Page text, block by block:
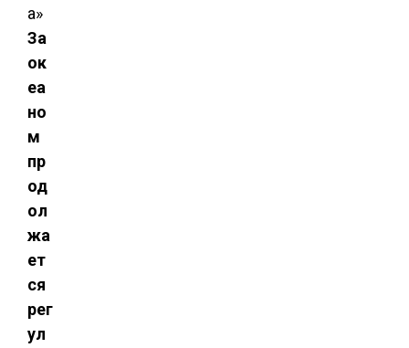
За
ок
еа
но
м
пр
од
ол
жа
ет
ся
рег
ул